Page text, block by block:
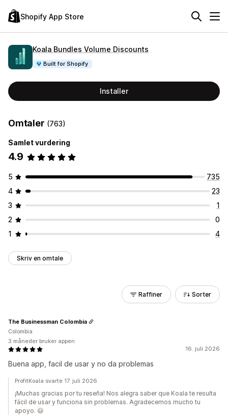
Shopify App Store
Koala Bundles Volume Discounts
Built for Shopify
Installer
Omtaler (763)
Samlet vurdering
4.9
5
735
4
23
3
1
2
0
1
4
Skriv en omtale
Raffiner Sorter
16. juli 2026
Buena app, facil de usar y no da problemas
The Businessman Colombia
Colombia
3 måneder bruker appen
ProfitKoala svarte 17. juli 2026
¡Muchas gracias por tu reseña! Nos alegra saber que Koala te resulta
fácil de usar y funciona sin problemas. Agradecemos mucho tu
apoyo. 😃